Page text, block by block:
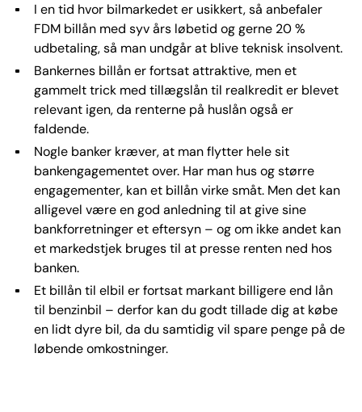
I en tid hvor bilmarkedet er usikkert, så anbefaler
FDM billån med syv års løbetid og gerne 20 %
udbetaling, så man undgår at blive teknisk insolvent.
Bankernes billån er fortsat attraktive, men et
gammelt trick med tillægslån til realkredit er blevet
relevant igen, da renterne på huslån også er
faldende.
Nogle banker kræver, at man flytter hele sit
bankengagementet over. Har man hus og større
engagementer, kan et billån virke småt. Men det kan
alligevel være en god anledning til at give sine
bankforretninger et eftersyn – og om ikke andet kan
et markedstjek bruges til at presse renten ned hos
banken.
Et billån til elbil er fortsat markant billigere end lån
til benzinbil – derfor kan du godt tillade dig at købe
en lidt dyre bil, da du samtidig vil spare penge på de
løbende omkostninger.